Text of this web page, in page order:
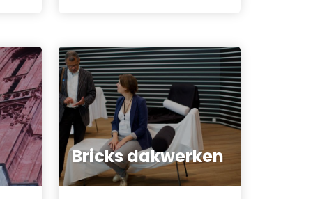
Bricks dakwerken